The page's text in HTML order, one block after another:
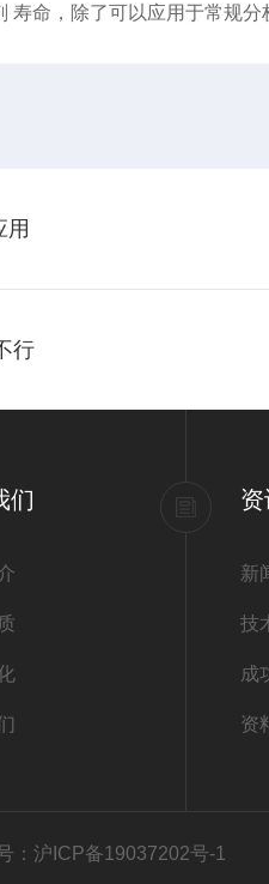
命，除了可以应用于常规分
用
行
们
新
技
成
资
：沪ICP备19037202号-1